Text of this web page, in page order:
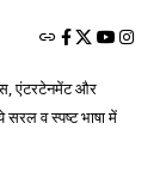
एंटरटेनमेंट और
सरल व स्पष्ट भाषा में